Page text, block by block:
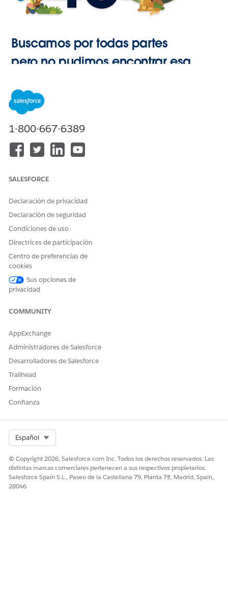
Buscamos por todas partes
pero no pudimos encontrar esa
1-800-667-6389
SALESFORCE
Declaración de privacidad
Declaración de seguridad
Condiciones de uso
Directrices de participación
Centro de preferencias de
cookies
Sus opciones de
privacidad
COMMUNITY
AppExchange
Administradores de Salesforce
Desarrolladores de Salesforce
Trailhead
Formación
Confianza
Español
© Copyright 2026, Salesforce.com Inc. Todos los derechos reservados. Las
distintas marcas comerciales pertenecen a sus respectivos propietarios.
Salesforce Spain S.L., Paseo de la Castellana 79, Planta 7ª, Madrid, Spain,
28046